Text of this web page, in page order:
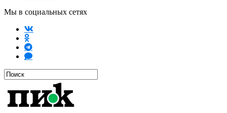
Мы в социальных сетях